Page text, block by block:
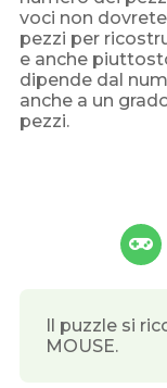
voci non
pezzi per
e anche
dipende dal
anche a un
pezzi.
Il puzzle si
MOUSE.